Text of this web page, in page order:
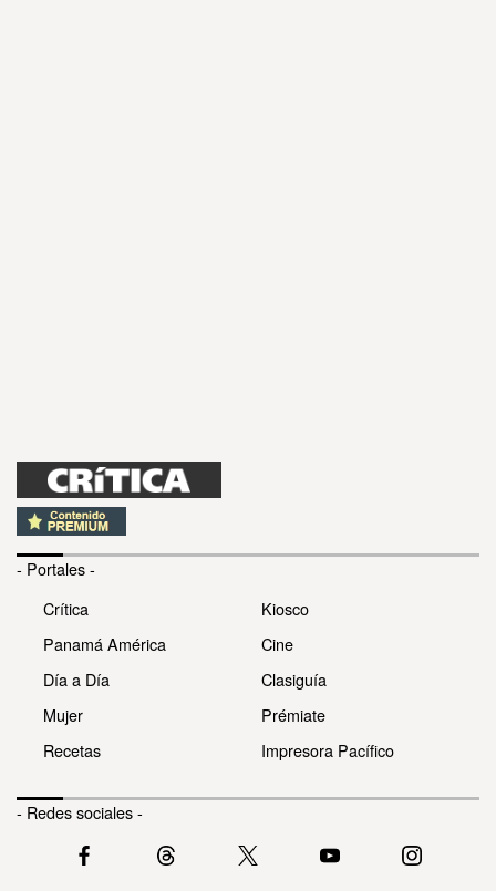
- Portales -
Crítica
Panamá América
Día a Día
Mujer
Recetas
Kiosco
Cine
Clasiguía
Prémiate
Impresora Pacífico
- Redes sociales -